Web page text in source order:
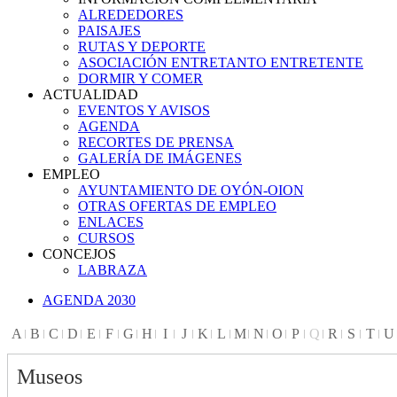
ALREDEDORES
PAISAJES
RUTAS Y DEPORTE
ASOCIACIÓN ENTRETANTO ENTRETENTE
DORMIR Y COMER
ACTUALIDAD
EVENTOS Y AVISOS
AGENDA
RECORTES DE PRENSA
GALERÍA DE IMÁGENES
EMPLEO
AYUNTAMIENTO DE OYÓN-OION
OTRAS OFERTAS DE EMPLEO
ENLACES
CURSOS
CONCEJOS
LABRAZA
AGENDA 2030
A B C D E F G H I J K L M N O P Q R S T U
Museos